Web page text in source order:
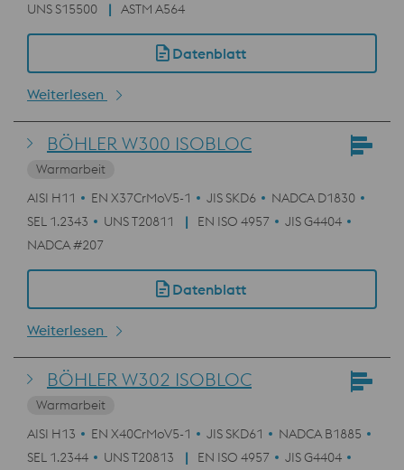
UNS S15500
ASTM A564
Datenblatt
Weiterlesen
BÖHLER W300 ISOBLOC
Warmarbeit
AISI H11
EN X37CrMoV5-1 JIS SKD6
NADCA D1830
SEL 1.2343
UNS T20811 EN ISO 4957
JIS G4404
NADCA #207
Datenblatt
Weiterlesen
BÖHLER W302 ISOBLOC
Warmarbeit
AISI H13
EN X40CrMoV5-1 JIS SKD61
NADCA B1885
SEL 1.2344
UNS T20813 EN ISO 4957
JIS G4404